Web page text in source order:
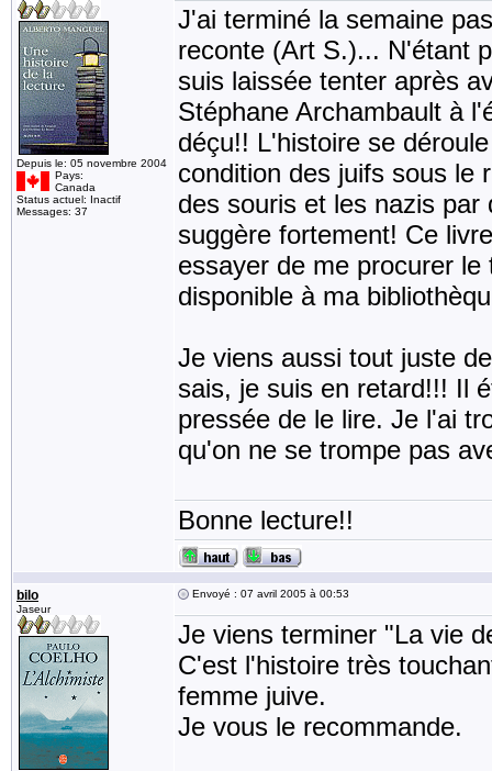
Depuis le: 05 novembre 2004
Pays:
Canada
Status actuel: Inactif
Messages: 37
J'ai terminé la semaine
reconte (Art S.)... N'étant
suis laissée tenter après
Stéphane Archambault à
déçu!! L'histoire se
condition des juifs sous le
des souris et les nazis
suggère fortement! Ce
essayer de me procurer
disponible à ma
Je viens aussi tout juste
sais, je suis en retard!!! Il
pressée de le lire. Je l'ai
qu'on ne se trompe pas
Bonne lecture!!
bilo
Jaseur
Envoyé : 07 avril 2005 à 00:53
Je viens terminer "La vie
C'est l'histoire très
femme juive.
Je vous le recommande.